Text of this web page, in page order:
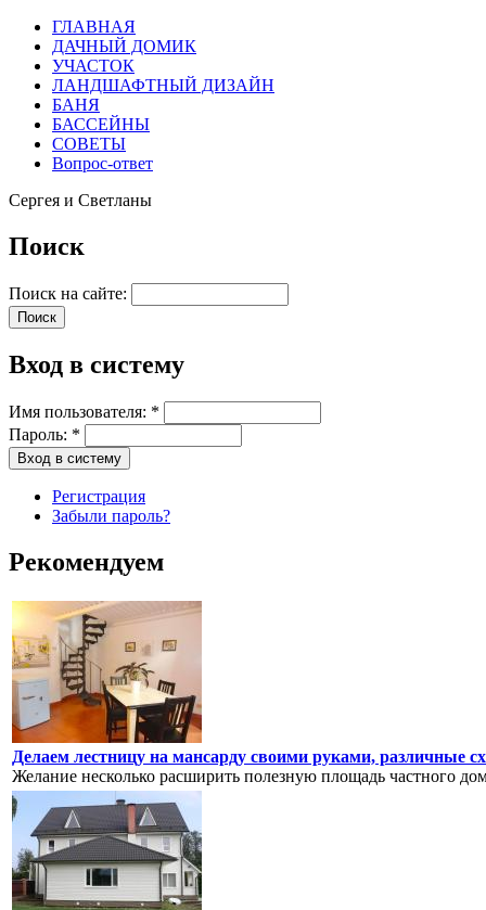
ГЛАВНАЯ
ДАЧНЫЙ ДОМИК
УЧАСТОК
ЛАНДШАФТНЫЙ ДИЗАЙН
БАНЯ
БАССЕЙНЫ
СОВЕТЫ
Вопрос-ответ
Сергея и Светланы
Поиск
Поиск на сайте:
Вход в систему
Имя пользователя: *
Пароль: *
Регистрация
Забыли пароль?
Рекомендуем
Делаем лестницу на мансарду своими руками, различные
Желание несколько расширить полезную площадь частного